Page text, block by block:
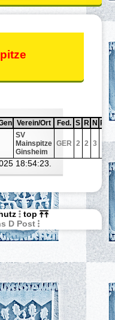
nach
aufsteigend nach
aufsteigend nach
Verein/Ort
Sortiere aufsteigend nach
Verein/Ort Fed.
Sortiere
Fed. S
Sortiere
S R
Sortiere
R N
N
SV
Mainspitze
Ginsheim
GER 2 2 3 3,0
18:54:23.
top
D Post